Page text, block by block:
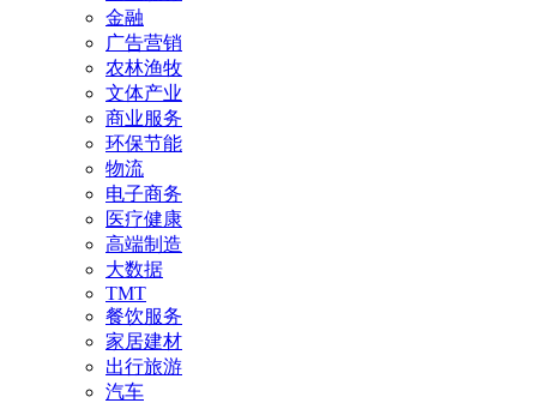
金融
广告营销
农林渔牧
文体产业
商业服务
环保节能
物流
电子商务
医疗健康
高端制造
大数据
TMT
餐饮服务
家居建材
出行旅游
汽车